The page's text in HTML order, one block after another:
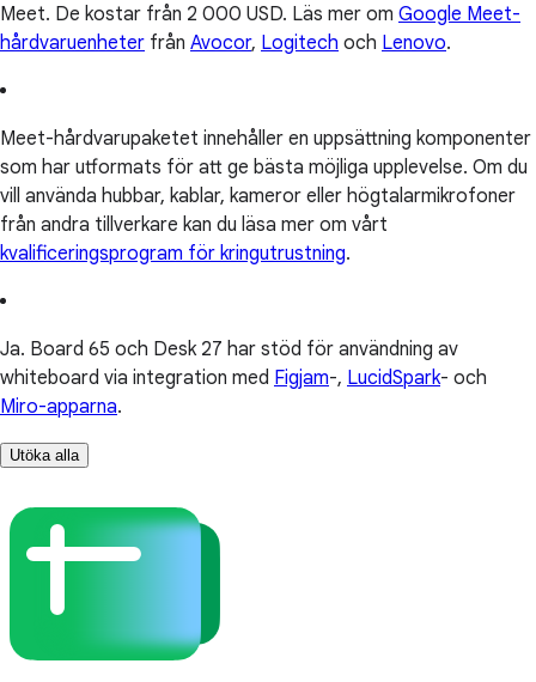
Meet. De kostar från 2 000 USD. Läs mer om Google Meet-
hårdvaruenheter från Avocor, Logitech och Lenovo.
Meet-hårdvarupaketet innehåller en uppsättning komponenter
som har utformats för att ge bästa möjliga upplevelse. Om du
vill använda hubbar, kablar, kameror eller högtalarmikrofoner
från andra tillverkare kan du läsa mer om vårt
kvalificeringsprogram för kringutrustning.
Ja. Board 65 och Desk 27 har stöd för användning av
whiteboard via integration med Figjam-, LucidSpark- och
Miro-apparna.
Utöka alla